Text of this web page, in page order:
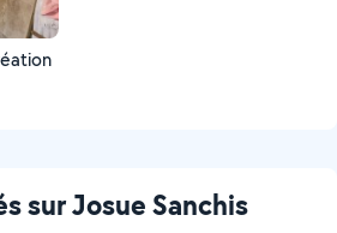
sur Josue Sanchis